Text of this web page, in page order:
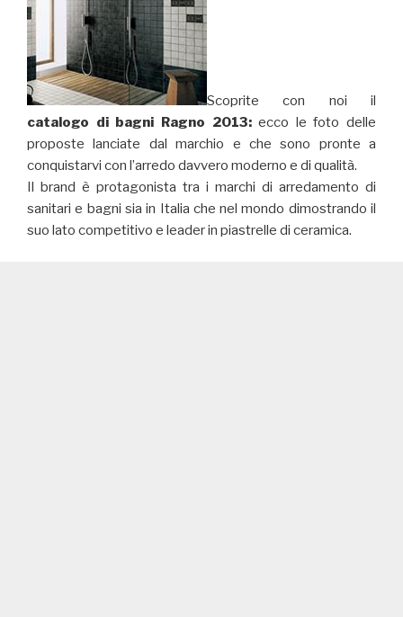
Scoprite con noi il
catalogo di bagni Ragno 2013:ecco le foto delle
proposte lanciate dal marchio e che sono pronte a
conquistarvi con l’arredo davvero moderno e di qualità.
Il brand è protagonista tra i marchi di arredamento di
sanitari e bagni sia in Italia che nel mondo dimostrando il
suo lato competitivo e leader in piastrelle di ceramica.